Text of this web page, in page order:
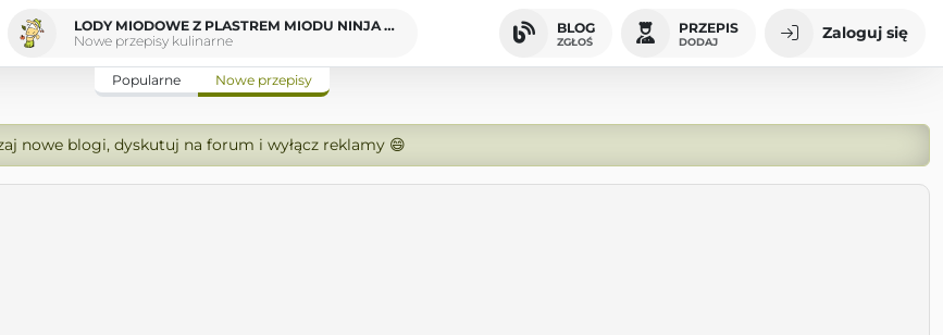
LODY MIODOWE Z PLASTREM MIODU NINJA CREAMI
Nowe przepisy kulinarne
BLOG
ZGŁOŚ
PRZEPIS
DODAJ Zaloguj się
Popularne Nowe przepisy
nowe blogi, dyskutuj na forum i wyłącz reklamy 😄